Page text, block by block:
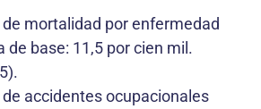
mortalidad por enfermedad
de base: 11,5 por cien mil.
accidentes ocupacionales